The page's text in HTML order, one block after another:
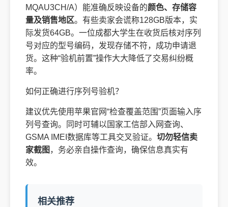
MQAU3CH/A）能准确反映设备的颜色、存储容
量及销售地区。有些卖家会谎称128GB版本，实
际发货64GB。一位成都大学生在收货后核对序列
号对应的型号编码，发现存储不符，成功申请退
货。这种“验机前置”操作大大降低了交易纠纷概
率。
如何正确进行序列号验机？
建议优先使用苹果官网“检查覆盖范围”页面输入序
列号查询。同时可辅以国家工信部入网查询、
GSMA IMEI数据库等工具交叉验证。 切勿轻信卖
家截图 ，务必亲自操作查询，确保信息真实有
效。
相关推荐